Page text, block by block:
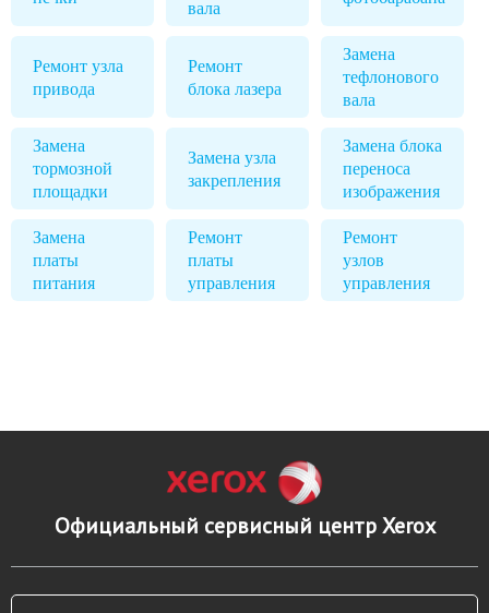
вала
Ремонт узла
привода
Ремонт
блока лазера
Замена
тефлонового
вала
Замена
тормозной
площадки
Замена узла
закрепления
Замена блока
переноса
изображения
Замена
платы
питания
Ремонт
платы
управления
Ремонт
узлов
управления
Официальный сервисный центр Xerox